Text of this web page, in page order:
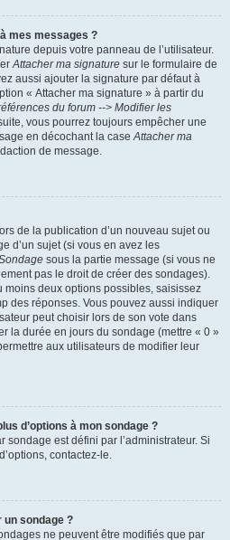
mes messages ?
depuis votre panneau de l’utilisateur.
Attacher ma signature sur le formulaire de
aussi ajouter la signature par défaut à
« Attacher ma signature » à partir du
du forum --> Modifier les
vous pourrez toujours empêcher une
en décochant la caseAttacher ma
de message.
de la publication d’un nouveau sujet ou
d’un sujet (si vous en avez les
sous la partie message (si vous ne
pas le droit de créer des sondages).
moins deux options possibles, saisissez
des réponses. Vous pouvez aussi indiquer
peut choisir lors de son vote dans
la durée en jours du sondage (mettre « 0 »
aux utilisateurs de modifier leur
d’options à mon sondage ?
sondage est défini par l’administrateur. Si
contactez-le.
sondage ?
ne peuvent être modifiés que par